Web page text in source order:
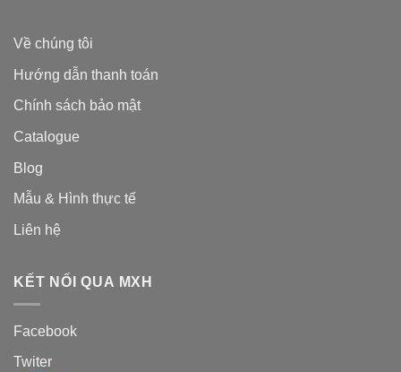
Về chúng tôi
Hướng dẫn thanh toán
Chính sách bảo mật
Catalogue
Blog
Mẫu & Hình thực tế
Liên hệ
KẾT NỐI QUA MXH
Facebook
Twiter